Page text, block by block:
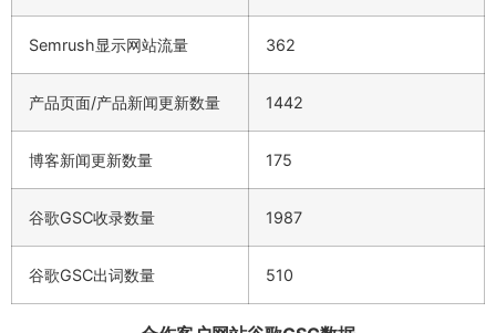
Semrush显示网站流量 362
产品页面/产品新闻更新数量 1442
博客新闻更新数量 175
谷歌GSC收录数量 1987
谷歌GSC出词数量 510